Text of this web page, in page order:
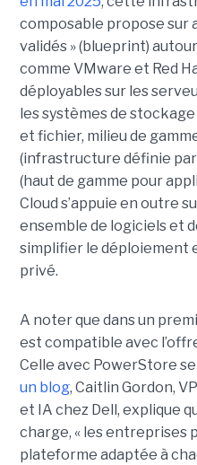
composable propose sur
validés » (blueprint)
comme VMware et Red
déployables sur les
les systèmes de
et fichier, milieu de
(infrastructure définie
(haut de gamme pour
Cloud s’appuie en outre
ensemble de logiciels et
simplifier le déploiement
privé.
A noter que dans un
est compatible avec
Celle avec PowerStore
un blog, Caitlin Gordon,
et IA chez Dell, explique
charge, « les entreprises
plateforme adaptée à